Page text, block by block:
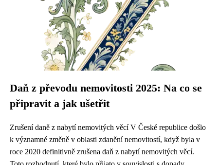
Daň z převodu nemovitosti 2025: Na co se
připravit a jak ušetřit
Zrušení daně z nabytí nemovitých věcí V České republice došlo
k významné změně v oblasti zdanění nemovitostí, když byla v
roce 2020 definitivně zrušena daň z nabytí nemovitých věcí.